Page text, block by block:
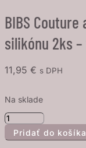
BIBS
silikónu 2ks
11,95 € s DPH
Na sklade
množstvo
BIBS
Pridať do košíka